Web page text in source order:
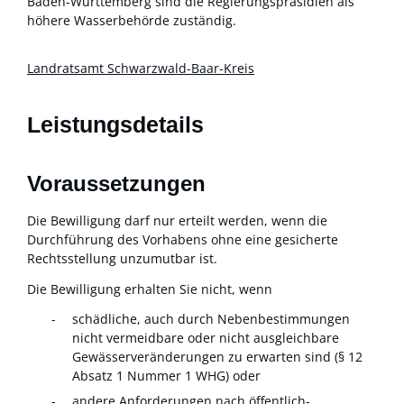
höhere Wasserbehörde zuständig.
Landratsamt Schwarzwald-Baar-Kreis
Leistungsdetails
Voraussetzungen
Die Bewilligung darf nur erteilt werden, wenn die
Durchführung des Vorhabens ohne eine gesicherte
Rechtsstellung unzumutbar ist.
Die Bewilligung erhalten Sie nicht, wenn
schädliche, auch durch Nebenbestimmungen
nicht vermeidbare oder nicht ausgleichbare
Gewässerveränderungen zu erwarten sind (§ 12
Absatz 1 Nummer 1 WHG) oder